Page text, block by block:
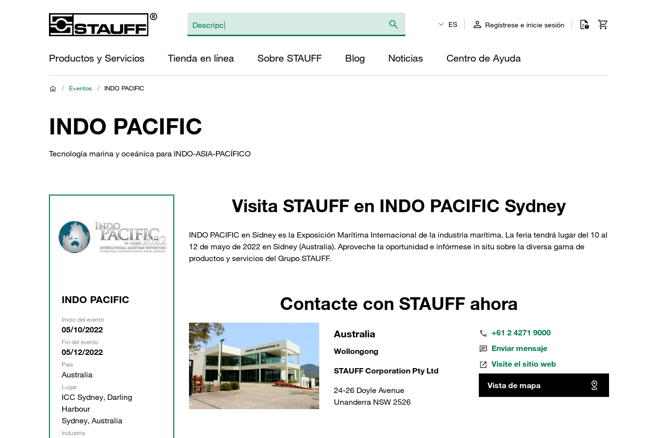
ES Regístrese e inicie sesión
Productos y Servicios Tienda en línea Sobre STAUFF Blog Noticias Centro de Ayuda
/ Eventos / INDO PACIFIC
INDO PACIFIC
Tecnología marina y oceánica para INDO-ASIA-PACÍFICO
INDO PACIFIC
Inicio del evento
05/10/2022
Fin del evento
05/12/2022
País
Australia
Lugar
ICC Sydney, Darling
Harbour
Sydney, Australia
Industria
Visita STAUFF en INDO PACIFIC Sydney
INDO PACIFIC en Sídney es la Exposición Marítima Internacional de la industria marítima. La feria tendrá lugar del 10 al
12 de mayo de 2022 en Sidney (Australia). Aproveche la oportunidad e infórmese in situ sobre la diversa gama de
productos y servicios del Grupo STAUFF.
Contacte con STAUFF ahora
Australia
Wollongong
STAUFF Corporation Pty Ltd
24-26 Doyle Avenue
Unanderra NSW 2526
+61 2 4271 9000
Enviar mensaje
Visite el sitio web
Vista de mapa